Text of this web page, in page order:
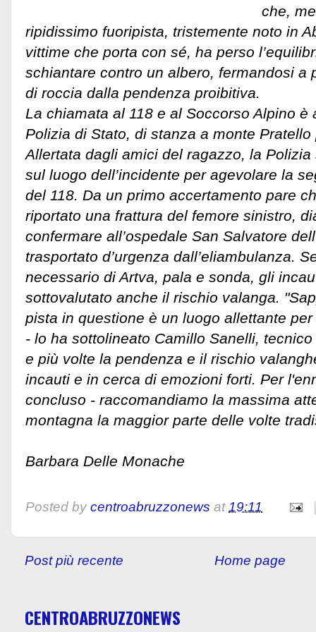
che,
ripidissimo fuoripista, tristemente noto in
vittime che porta con sé, ha perso
schiantare contro un albero, fermandosi a
di roccia dalla pendenza proibitiva.
La chiamata al 118 e al Soccorso Alpino
Polizia di Stato, di stanza a monte
Allertata dagli amici del ragazzo, la
sul luogo dell’incidente per agevolare la
del 118. Da un primo accertamento pare
riportato una frattura del femore sinistro,
confermare all’ospedale San Salvatore
trasportato d’urgenza dall’eliambulanza.
necessario di Artva, pala e sonda, gli
sottovalutato anche il rischio valanga.
pista in questione è un luogo allettante
- lo ha sottolineato Camillo Sanelli,
e più volte la pendenza e il rischio
incauti e in cerca di emozioni forti. Per
concluso - raccomandiamo la massima
montagna la maggior parte delle volte
Barbara Delle Monache
Posted by centroabruzzonews at19:11
Post più recente Home page
CENTROABRUZZONEWS